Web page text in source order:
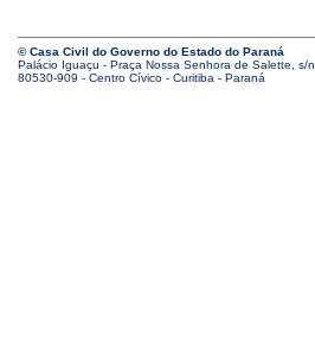
© Casa Civil do Governo do Estado do Paraná
Palácio Iguaçu - Praça Nossa Senhora de Salette, s/n
80530-909 - Centro Cívico - Curitiba - Paraná